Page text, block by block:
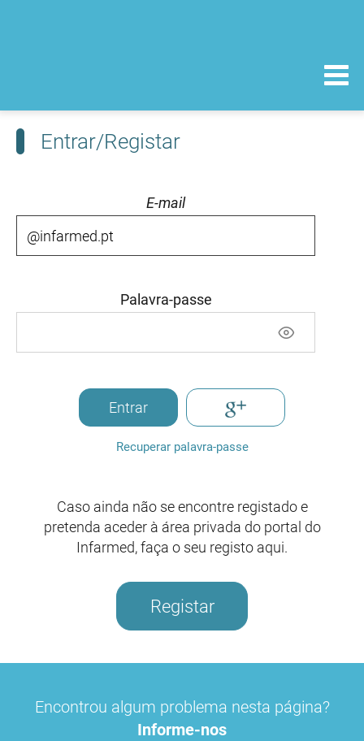
Entrar/Registar
E-mail
Palavra-passe
Entrar
Recuperar palavra-passe
Caso ainda não se encontre registado e
pretenda aceder à área privada do portal do
Infarmed, faça o seu registo aqui.
Registar
Encontrou algum problema nesta página?
Informe-nos